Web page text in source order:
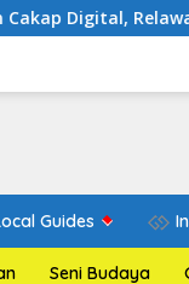
TIK Bergerak
Guides
Seni Budaya